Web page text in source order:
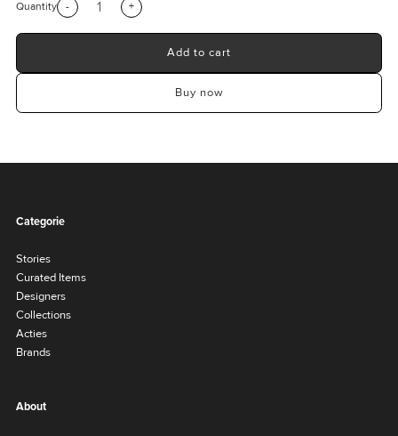
Quantity - +
Add to cart
Buy now
Categorie
Stories
Curated Items
Designers
Collections
Acties
Brands
About